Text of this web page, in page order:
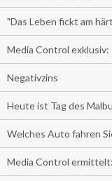
"Das Leben fickt am
Media Control exklusiv:
Negativzins
Heute ist Tag des
Welches Auto fahren
Media Control